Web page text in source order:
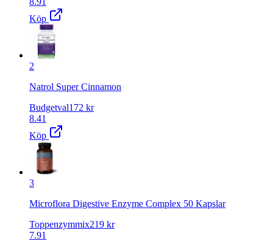
Köp
2
Natrol Super Cinnamon
Budgetval172 kr
8.41
Köp
3
Microflora Digestive Enzyme Complex 50 Kapslar
Toppenzymmix219 kr
7.91